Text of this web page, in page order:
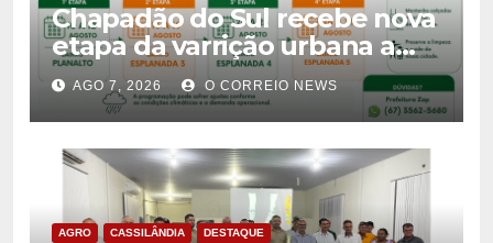
Chapadão do Sul recebe nova
etapa da varrição urbana a
partir de 10 de agosto
AGO 7, 2026 O CORREIO NEWS
AGRO CASSILÂNDIA DESTAQUE